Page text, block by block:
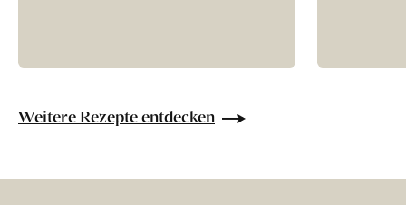
Weitere Rezepte entdecken